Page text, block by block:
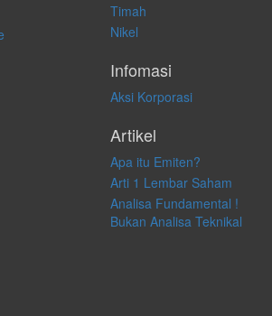
Timah
Nikel
Infomasi
Aksi Korporasi
Artikel
Apa itu Emiten?
Arti 1 Lembar Saham
Analisa Fundamental !
Bukan Analisa Teknikal